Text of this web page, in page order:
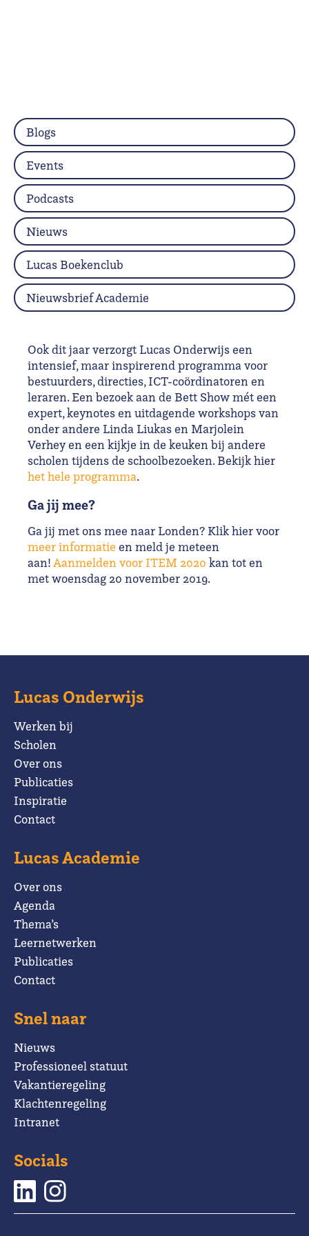
Ook dit jaar verzorgt Lucas Onderwijs een
intensief, maar inspirerend programma voor
bestuurders, directies, ICT-coördinatoren en
leraren. Een bezoek aan de Bett Show mét een
expert, keynotes en uitdagende workshops van
onder andere Linda Liukas en Marjolein
Verhey en een kijkje in de keuken bij andere
scholen tijdens de schoolbezoeken. Bekijk hier
het hele programma.
Ga jij mee?
Ga jij met ons mee naar Londen? Klik hier voor
meer informatie en meld je meteen
aan!Aanmelden voor ITEM 2020 kan tot en
met woensdag 20 november 2019.
Blogs
Events
Podcasts
Nieuws
Lucas Boekenclub
Nieuwsbrief Academie
Lucas Onderwijs
Werken bij
Scholen
Over ons
Publicaties
Inspiratie
Contact
Lucas Academie
Over ons
Agenda
Thema’s
Leernetwerken
Publicaties
Contact
Snel naar
Nieuws
Professioneel statuut
Vakantieregeling
Klachtenregeling
Intranet
Socials